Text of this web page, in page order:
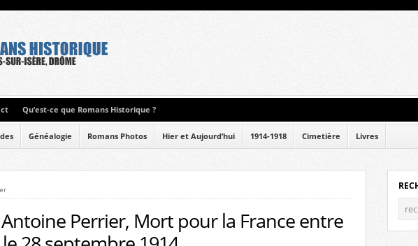
Qu’est-ce que Romans Historique ?
Généalogie Romans Photos Hier et Aujourd’hui 1914-1918 Cimetière Livres
Perrier, Mort pour la France entre